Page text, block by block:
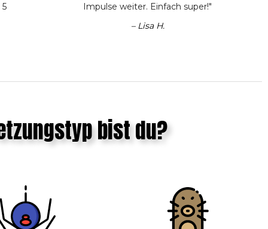
Impulse weiter. Einfach super!"
– Lisa H.
bist du?